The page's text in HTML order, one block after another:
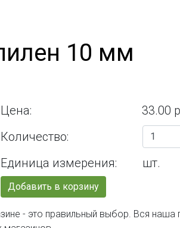
10 мм
Цена:
33.00
Количество:
Единица измерения: шт.
Добавить в корзину
- это правильный выбор. Вся наша